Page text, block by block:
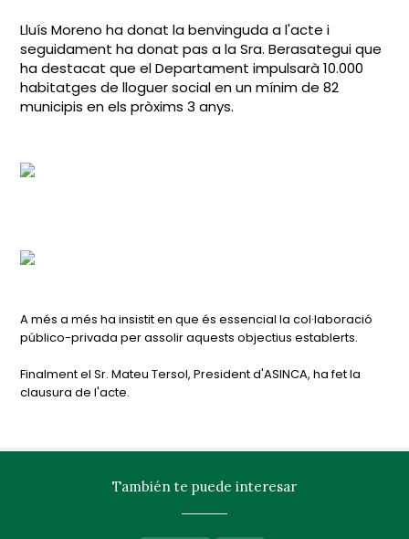
Lluís Moreno ha donat la benvinguda a l'acte i
seguidament ha donat pas a la Sra. Berasategui que
ha destacat que el Departament impulsarà 10.000
habitatges de lloguer social en un mínim de 82
municipis en els pròxims 3 anys.
A més a més ha insistit en que és essencial la col·laboració
público-privada per assolir aquests objectius establerts.
Finalment el Sr. Mateu Tersol, President d'ASINCA, ha fet la
clausura de l'acte.
También te puede interesar